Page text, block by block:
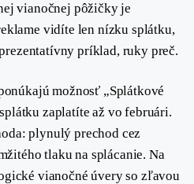
vianočnej pôžičky je
vidíte len nízku splátku,
príklad, ruky preč.
možnosť „Splátkové
zaplatíte až vo februári.
plynulý prechod cez
tlaku na splácanie. Na
vianočné úvery so zľavou